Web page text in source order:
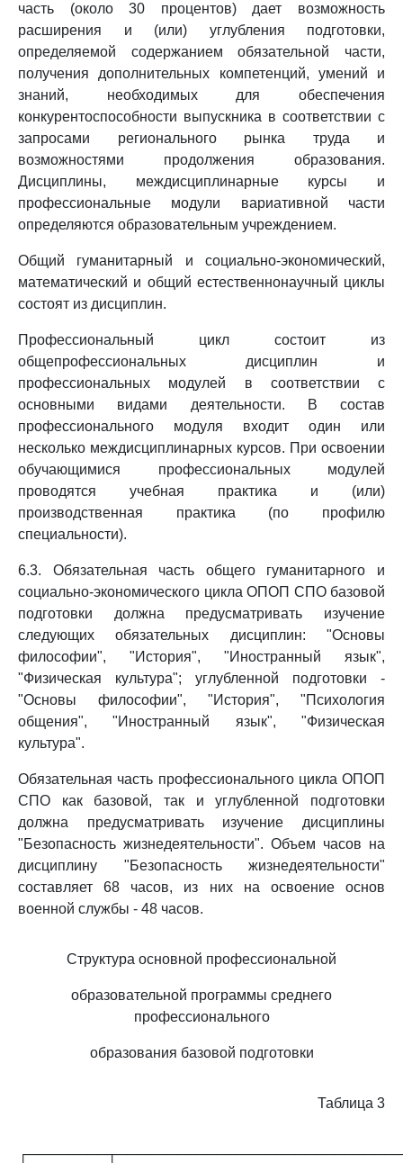
часть (около 30 процентов) дает возможность
расширения и (или) углубления подготовки,
определяемой содержанием обязательной части,
получения дополнительных компетенций, умений и
знаний, необходимых для обеспечения
конкурентоспособности выпускника в соответствии с
запросами регионального рынка труда и
возможностями продолжения образования.
Дисциплины, междисциплинарные курсы и
профессиональные модули вариативной части
определяются образовательным учреждением.
Общий гуманитарный и социально-экономический,
математический и общий естественнонаучный циклы
состоят из дисциплин.
Профессиональный цикл состоит из
общепрофессиональных дисциплин и
профессиональных модулей в соответствии с
основными видами деятельности. В состав
профессионального модуля входит один или
несколько междисциплинарных курсов. При освоении
обучающимися профессиональных модулей
проводятся учебная практика и (или)
производственная практика (по профилю
специальности).
6.3. Обязательная часть общего гуманитарного и
социально-экономического цикла ОПОП СПО базовой
подготовки должна предусматривать изучение
следующих обязательных дисциплин: "Основы
философии", "История", "Иностранный язык",
"Физическая культура"; углубленной подготовки -
"Основы философии", "История", "Психология
общения", "Иностранный язык", "Физическая
культура".
Обязательная часть профессионального цикла ОПОП
СПО как базовой, так и углубленной подготовки
должна предусматривать изучение дисциплины
"Безопасность жизнедеятельности". Объем часов на
дисциплину "Безопасность жизнедеятельности"
составляет 68 часов, из них на освоение основ
военной службы - 48 часов.
Структура основной профессиональной
образовательной программы среднего
профессионального
образования базовой подготовки
Таблица 3